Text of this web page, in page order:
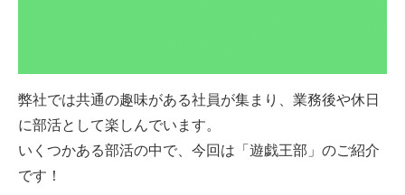
弊社では共通の趣味がある社員が集まり、業務後や休日
に部活として楽しんでいます。
いくつかある部活の中で、今回は「遊戯王部」のご紹介
です！